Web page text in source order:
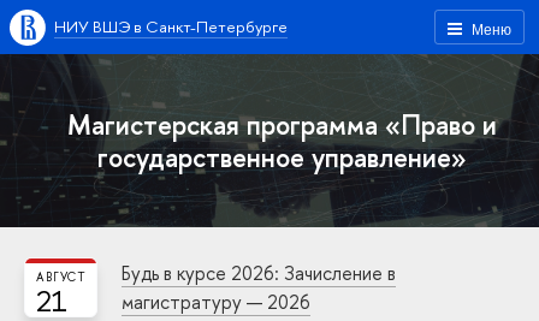
Меню
НИУ ВШЭ в Санкт-Петербурге
Магистерская программа «Право и
государственное управление»
21
АВГУСТ
Будь в курсе 2026: Зачисление в
магистратуру — 2026